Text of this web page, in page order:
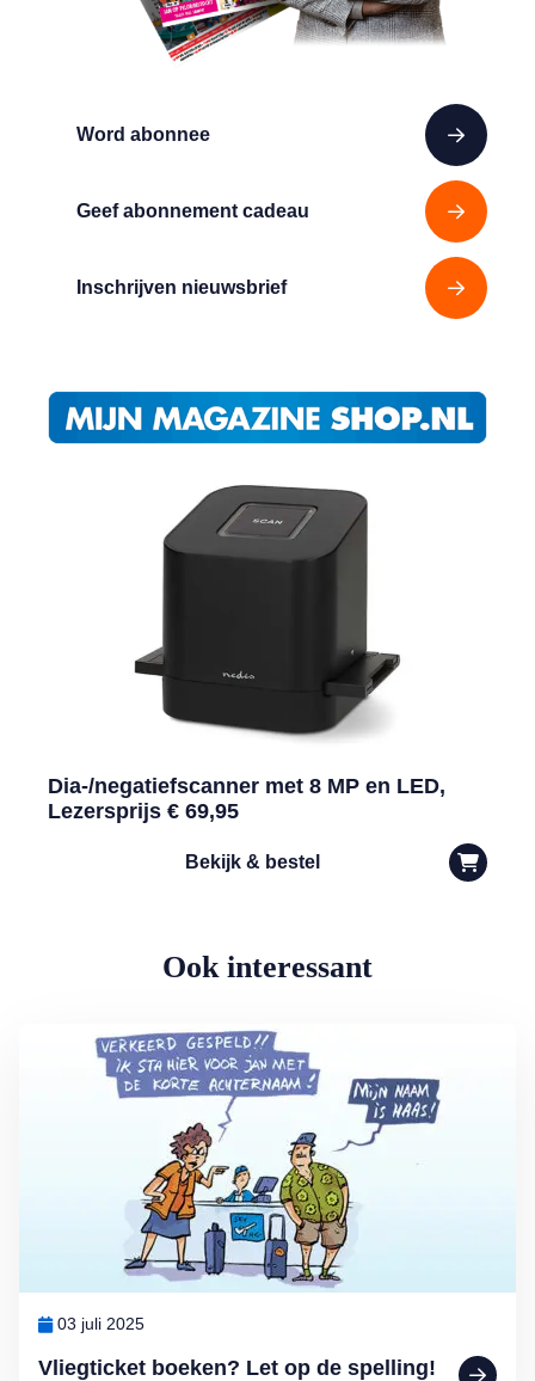
Word abonnee
Geef abonnement cadeau
Inschrijven nieuwsbrief
Dia-/negatiefscanner met 8 MP en LED,
Lezersprijs € 69,95
Bekijk & bestel
Ook interessant
Vliegticket boeken? Let op de spelling!
03 juli 2025
Lees meer over Vliegticket boeken? Let op de spelling!